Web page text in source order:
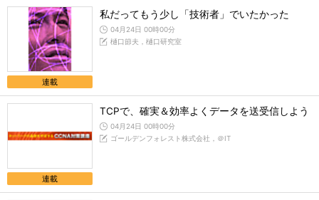
連載
私だってもう少し「技術者」でいたかった
04月24日 00時00分
樋口節夫，樋口研究室
連載
TCPで、確実＆効率よくデータを送受信しよう
04月24日 00時00分
ゴールデンフォレスト株式会社，＠IT